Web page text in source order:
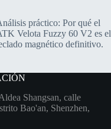
práctico: Por qué el
Velota Fuzzy 60 V2 es el
magnético definitivo.
Shangsan, calle
Bao'an, Shenzhen,